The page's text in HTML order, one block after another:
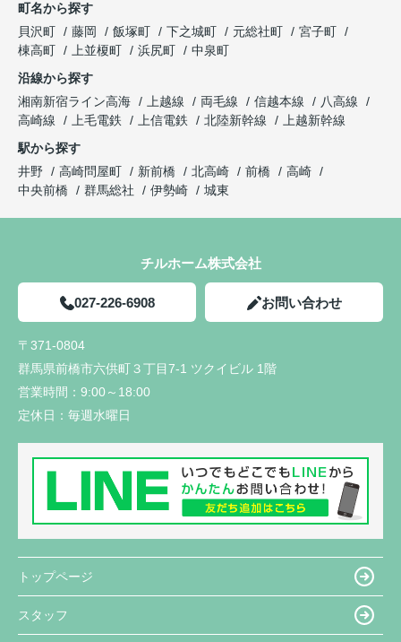
町名から探す
貝沢町
藤岡 飯塚町 下之城町 元総社町
宮子町
棟高町
上並榎町 浜尻町
中泉町
沿線から探す
湘南新宿ライン高海
上越線 両毛線 信越本線
八高線
高崎線
上毛電鉄 上信電鉄 北陸新幹線
上越新幹線
駅から探す
井野
高崎問屋町 新前橋 北高崎 前橋
高崎
中央前橋
群馬総社 伊勢崎 城東
チルホーム株式会社
027-226-6908 お問い合わせ
〒371-0804
群馬県前橋市六供町３丁目7-1 ツクイビル 1階
営業時間： 9:00～18:00
定休日： 毎週水曜日
トップページ
スタッフ